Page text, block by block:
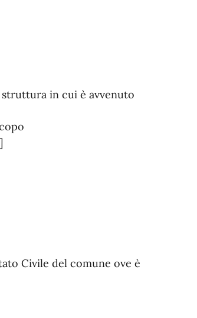
struttura in cui è avvenuto
Civile del comune ove è